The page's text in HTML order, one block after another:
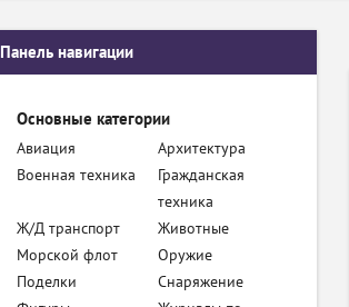
Панель навигации
Основные категории
Авиация
Архитектура
Военная техника
Гражданская
техника
Ж/Д транспорт
Животные
Морской флот
Оружие
Поделки
Снаряжение